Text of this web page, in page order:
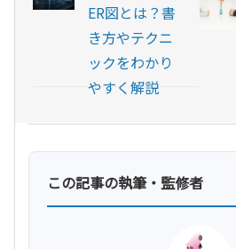
ER図とは？書
き方やテクニ
ックをわかり
やすく解説
この記事の執筆・監修者